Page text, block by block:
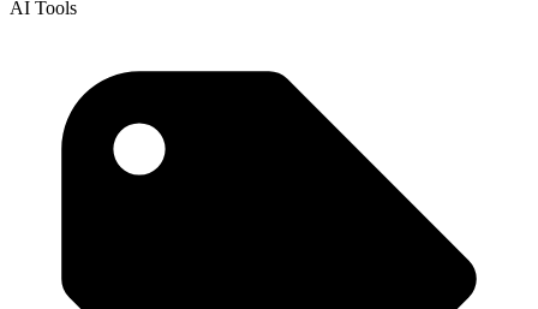
AI Tools